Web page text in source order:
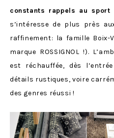
constants rappels au sport
s’intéresse de plus près
raffinement: la famille Boix-
marque ROSSIGNOL !).
est réchauffée, dès
détails rustiques, voire
des genres réussi !